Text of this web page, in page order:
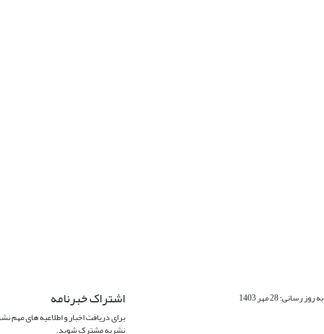
به روز رسانی: 28 مهر 1403 اشتراک خبرنامه
برای دریافت اخبار و اطلاعیه های مهم
نشریه مشترک شوید.